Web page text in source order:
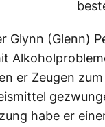
Glynn (Glenn)
er Zeugen
habe er